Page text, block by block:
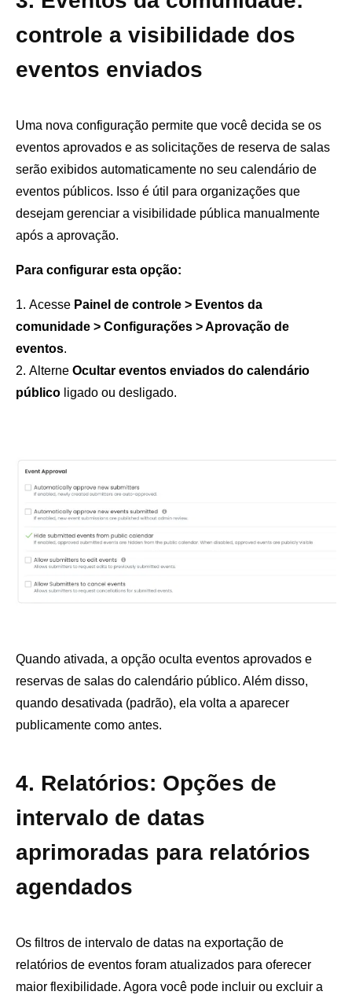
controle a visibilidade dos
eventos enviados
Uma nova configuração permite que você decida se os
eventos aprovados e as solicitações de reserva de salas
serão exibidos automaticamente no seu calendário de
eventos públicos. Isso é útil para organizações que
desejam gerenciar a visibilidade pública manualmente
após a aprovação.
Para configurar esta opção:
Acesse Painel de controle > Eventos da
comunidade > Configurações > Aprovação de
eventos.
Alterne Ocultar eventos enviados do calendário
público ligado ou desligado.
Quando ativada, a opção oculta eventos aprovados e
reservas de salas do calendário público. Além disso,
quando desativada (padrão), ela volta a aparecer
publicamente como antes.
4. Relatórios: Opções de
intervalo de datas
aprimoradas para relatórios
agendados
Os filtros de intervalo de datas na exportação de
relatórios de eventos foram atualizados para oferecer
maior flexibilidade. Agora você pode incluir ou excluir a